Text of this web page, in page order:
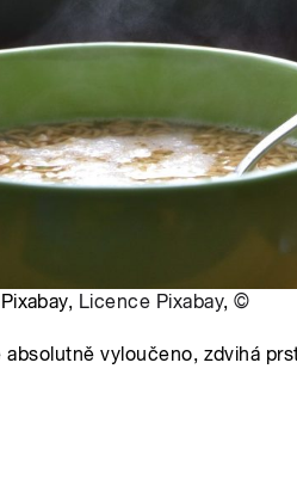
Licence Pixabay,©
vyloučeno, zdvihá